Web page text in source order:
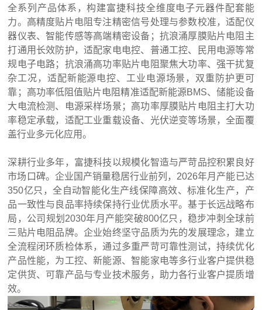
全系列产品体系，构建富捷科技全维度电子元器件配套能
力。高精度贴片电阻专注精密信号处理与参数校准，适配仪
器仪表、智能传感等高端精密设备；抗浪涌厚膜贴片电阻主
打通用长效防护，适配家电电控、普通工控、民用电源等常
规电子电路；抗浪涌高功率贴片电阻聚焦大功率、强干扰复
杂工况，适配新能源电控、工业电源场景，双重防护更可
靠；高功率低阻值贴片电阻精准适配新能源BMS、储能设备
大电流检测、电源采样场景；高功率厚膜贴片电阻主打大功
率稳定承载，适配工业重载设备、光伏逆变等场景，全面覆
盖行业多元化应用。
深耕行业多年，富捷科技以规模化智造与严苛品控积累良好
市场口碑。企业国产销量稳居行业前列，2026年月产能已达
350亿只，全自动智能化生产线保障高效、标准化生产，产
品一致性与良品率持续保持行业优质水平。基于长远战略布
局，公司规划2030年月产能突破800亿只，稳步冲刺全球前
三贴片电阻品牌。企业始终坚守品质为先的发展理念，建立
全流程闭环质检体系，通过多重严苛可靠性测试，持续优化
产品性能，为工控、新能源、智能家电等多行业客户提供稳
定供货、可靠产品与专业技术服务，助力各行业客户提质增
效。